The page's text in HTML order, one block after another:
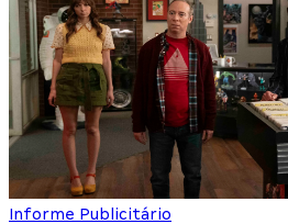
Informe Publicitário